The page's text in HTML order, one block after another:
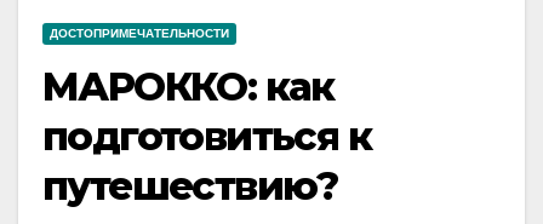
ДОСТОПРИМЕЧАТЕЛЬНОСТИ
МАРОККО: как
подготовиться к
путешествию?